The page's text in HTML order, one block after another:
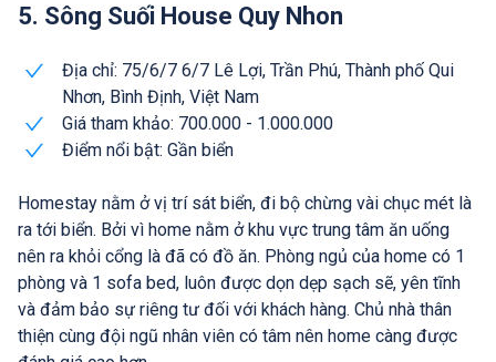
5. Sông Suối House Quy Nhon
Địa chỉ: 75/6/7 6/7 Lê Lợi, Trần Phú, Thành phố Qui
Nhơn, Bình Định, Việt Nam
Giá tham khảo: 700.000 - 1.000.000
Điểm nổi bật: Gần biển
Homestay nằm ở vị trí sát biển, đi bộ chừng vài chục mét là
ra tới biển. Bởi vì home nằm ở khu vực trung tâm ăn uống
nên ra khỏi cổng là đã có đồ ăn. Phòng ngủ của home có 1
phòng và 1 sofa bed, luôn được dọn dẹp sạch sẽ, yên tĩnh
và đảm bảo sự riêng tư đối với khách hàng. Chủ nhà thân
thiện cùng đội ngũ nhân viên có tâm nên home càng được